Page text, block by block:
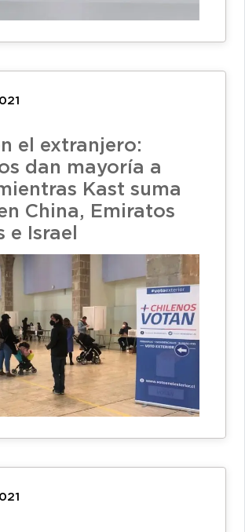
el extranjero:
dan mayoría a
Kast suma
China, Emiratos
e Israel